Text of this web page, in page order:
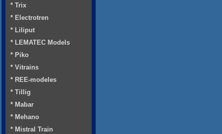
* Trix
* Electrotren
* Liliput
* LEMATEC Models
* Piko
* Vitrains
* REE-modeles
* Tillig
* Mabar
* Mehano
* Mistral Train